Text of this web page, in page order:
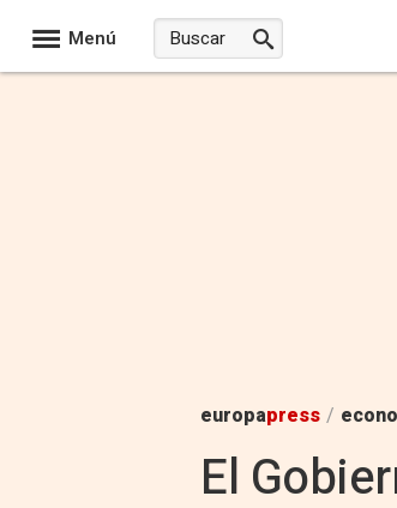
Menú
europapress /
El